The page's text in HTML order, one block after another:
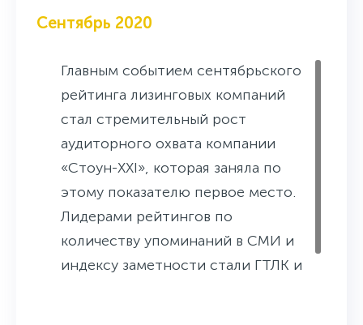
Сентябрь 2020
Главным событием сентябрьского
рейтинга лизинговых компаний
стал стремительный рост
аудиторного охвата компании
«Стоун-XXI», которая заняла по
этому показателю первое место.
Лидерами рейтингов по
количеству упоминаний в СМИ и
индексу заметности стали ГТЛК и